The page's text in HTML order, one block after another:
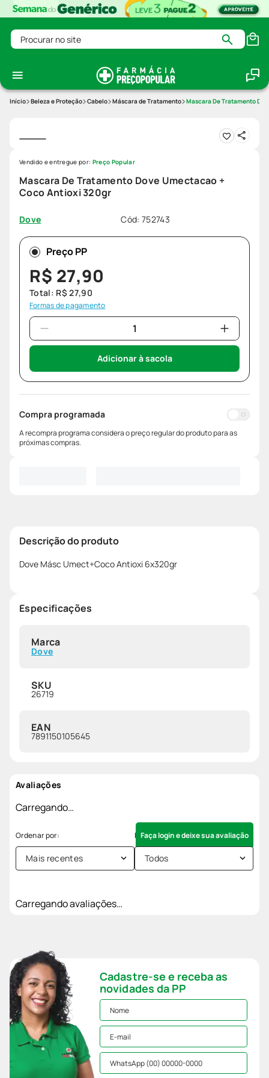
Procurar no site
Beleza e Proteção Cabelo Máscara de Tratamento Mascara De Tratamento
Mascara De Tratamento Dove Umectacao +
Coco Antioxi 320gr
Dove Cód: 752743
Vendido e entregue por: Preço Popular
Preço PP
R$ 27,90
Total: R$ 27,90
Formas de pagamento
Adicionar à sacola
Compra programada
A recompra programa considera o preço regular do produto para as
próximas compras.
Descrição do produto
Dove Másc Umect+Coco Antioxi 6x320gr
Especificações
Marca
Dove
SKU
26719
EAN
7891150105645
Avaliações
Carregando…
Faça login e deixe sua avaliação
Mais recentes Todos
Carregando avaliações…
Cadastre-se e receba as
novidades da PP